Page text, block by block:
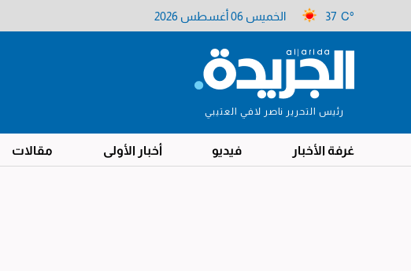
37 C° الخميس 06 أغسطس 2026
رئيس التحرير ناصر لافي العتيبي
غرفة الأخبار فيديو أخبار الأولى مقالات